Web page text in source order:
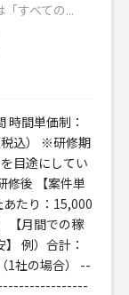
べての...
時間単価制：
込） ※研修期
目途にしてい
修後 【案件単
たり：15,000
【月間での稼
例）合計：
1社の場合） --